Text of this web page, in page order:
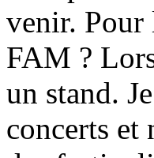
venir. Pour
FAM ?
un stand.
concerts et